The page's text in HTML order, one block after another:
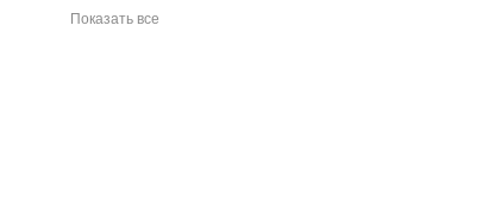
Показать все